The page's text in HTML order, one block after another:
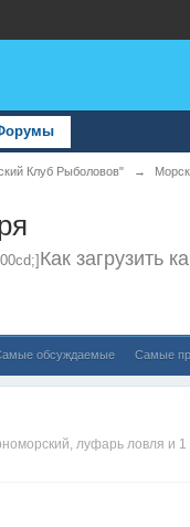
Клуб Рыболовов" →
Как загрузить
обсуждаемые Самые
,луфарь ловля и